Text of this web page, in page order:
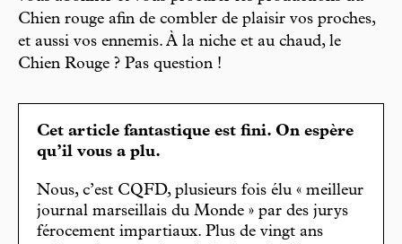
Chien rouge afin de combler de plaisir vos proches,
et aussi vos ennemis. À la niche et au chaud, le
Chien Rouge ? Pas question !
Cet article fantastique est fini. On espère
qu’il vous a plu.
Nous, c’est CQFD, plusieurs fois élu « meilleur
journal marseillais du Monde » par des jurys
férocement impartiaux. Plus de vingt ans